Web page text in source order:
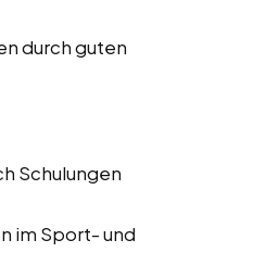
durch guten
Schulungen
im Sport- und